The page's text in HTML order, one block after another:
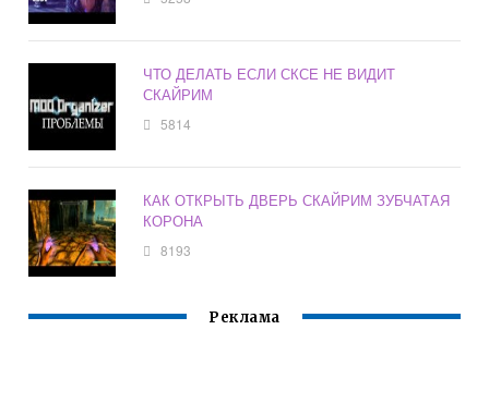
ЧТО ДЕЛАТЬ ЕСЛИ СКСЕ НЕ ВИДИТ
СКАЙРИМ
5814
КАК ОТКРЫТЬ ДВЕРЬ СКАЙРИМ ЗУБЧАТАЯ
КОРОНА
8193
Реклама